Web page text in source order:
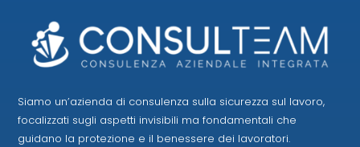
Siamo un’azienda di consulenza sulla sicurezza sul lavoro,
focalizzati sugli aspetti invisibili ma fondamentali che
guidano la protezione e il benessere dei lavoratori.